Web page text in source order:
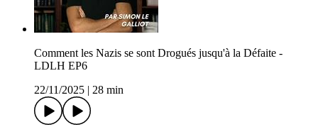
Comment les Nazis se sont Drogués jusqu'à la Défaite -
LDLH EP6
22/11/2025
28 min